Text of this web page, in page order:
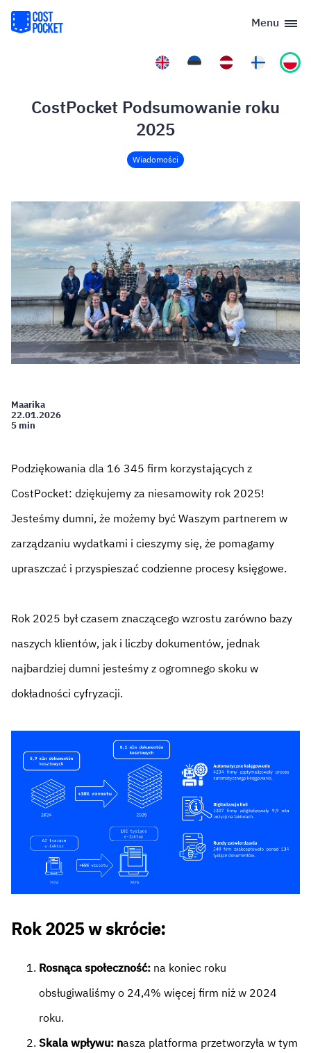
Menu
Wiadomości
CostPocket Podsumowanie roku
2025
Maarika
22.01.2026
5 min
Podziękowania dla 16 345 firm korzystających z
CostPocket: dziękujemy za niesamowity rok 2025!
Jesteśmy dumni, że możemy być Waszym partnerem w
zarządzaniu wydatkami i cieszymy się, że pomagamy
upraszczać i przyspieszać codzienne procesy księgowe.
Rok 2025 był czasem znaczącego wzrostu zarówno bazy
naszych klientów, jak i liczby dokumentów, jednak
najbardziej dumni jesteśmy z ogromnego skoku w
dokładności cyfryzacji.
Rok 2025 w skrócie:
Rosnąca społeczność: na koniec roku
obsługiwaliśmy o 24,4% więcej firm niż w 2024
roku.
Skala wpływu: nasza platforma przetworzyła w tym